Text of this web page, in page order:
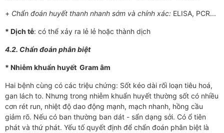
+ Chẩn đoán huyết thanh nhanh sớm và chính xác: ELISA, PCR...
* Dịch tễ: có thể xảy ra lẻ lẻ hoặc thành dịch
4.2. Chẩn đoán phân biệt
* Nhiễm khuẩn huyết Gram âm
Hai bệnh cùng có các triệu chứng: Sốt kéo dài rối loạn tiêu hoá,
gan lách to. Nh­­ưng trong nhiễm khuẩn huyết th­­ường sốt có nhiều
cơn rét run, nhiệt độ dao động mạnh, mạch nhanh, hồng cầu
giảm rõ. Nếu có ban th­­­ường ban dát - sẩn dạng sởi. Có ổ tiên
phát và thứ phát. Yếu tố quyết định để chẩn đoán phân biệt là